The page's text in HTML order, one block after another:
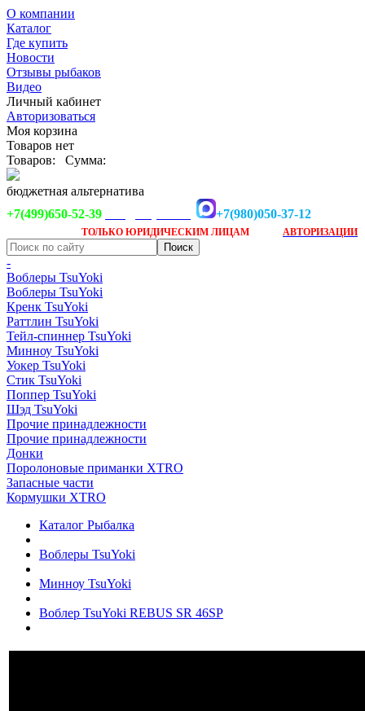
О компании
Каталог
Где купить
Новости
Отзывы рыбаков
Видео
Личный кабинет
Авторизоваться
Моя корзина
Товаров нет
Товаров:
Сумма:
бюджетная альтернатива
+7(499)650-52-39
+7(980)050-37-12
ТОЛЬКО ЮРИДИЧЕСКИМ ЛИЦАМ АВТОРИЗАЦИИ
-
Воблеры TsuYoki
Воблеры TsuYoki
Кренк TsuYoki
Раттлин TsuYoki
Тейл-спиннер TsuYoki
Минноу TsuYoki
Уокер TsuYoki
Стик TsuYoki
Поппер TsuYoki
Шэд TsuYoki
Прочие принадлежности
Прочие принадлежности
Донки
Поролоновые приманки XTRO
Запасные части
Кормушки XTRO
Каталог Рыбалка
Воблеры TsuYoki
Минноу TsuYoki
Воблер TsuYoki REBUS SR 46SP